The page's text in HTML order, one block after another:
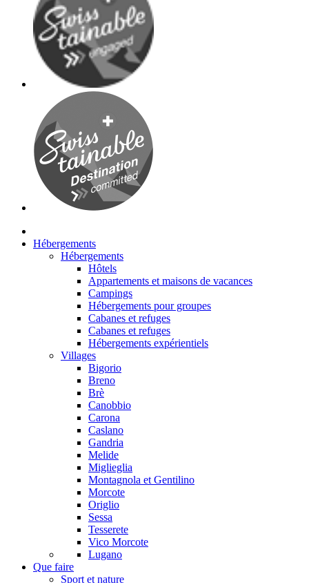
Hébergements
Hébergements
Hôtels
Appartements et maisons de vacances
Campings
Hébergements pour groupes
Cabanes et refuges
Cabanes et refuges
Hébergements expérientiels
Villages
Bigorio
Breno
Brè
Canobbio
Carona
Caslano
Gandria
Melide
Miglieglia
Montagnola et Gentilino
Morcote
Origlio
Sessa
Tesserete
Vico Morcote
Lugano
Que faire
Sport et nature